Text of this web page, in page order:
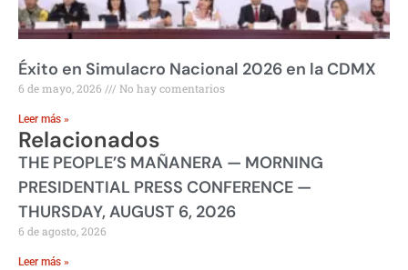
Éxito en Simulacro Nacional 2026 en la CDMX
6 de mayo, 2026 No hay comentarios
Leer más »
Relacionados
THE PEOPLE’S MAÑANERA — MORNING
PRESIDENTIAL PRESS CONFERENCE —
THURSDAY, AUGUST 6, 2026
6 de agosto, 2026
Leer más »